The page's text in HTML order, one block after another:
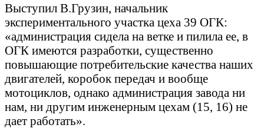
Выступил В.Грузин, начальник
экспериментального участка цеха 39 ОГК:
«администрация сидела на ветке и пилила ее, в
ОГК имеются разработки, существенно
повышающие потребительские качества наших
двигателей, коробок передач и вообще
мотоциклов, однако администрация завода ни
нам, ни другим инженерным цехам (15, 16) не
дает работать».